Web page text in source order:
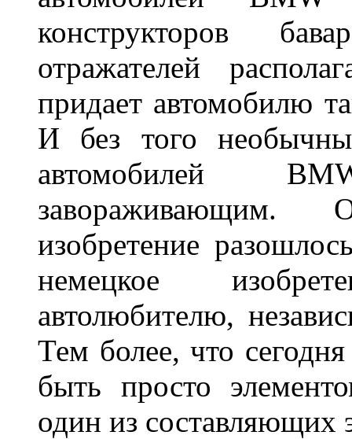
конструкторов
отражателей
придает автомобилю
И без того
автомобилей
завораживающим.
изобретение
немецкое
автолюбителю,
Тем более, что сегодня
быть просто
один из